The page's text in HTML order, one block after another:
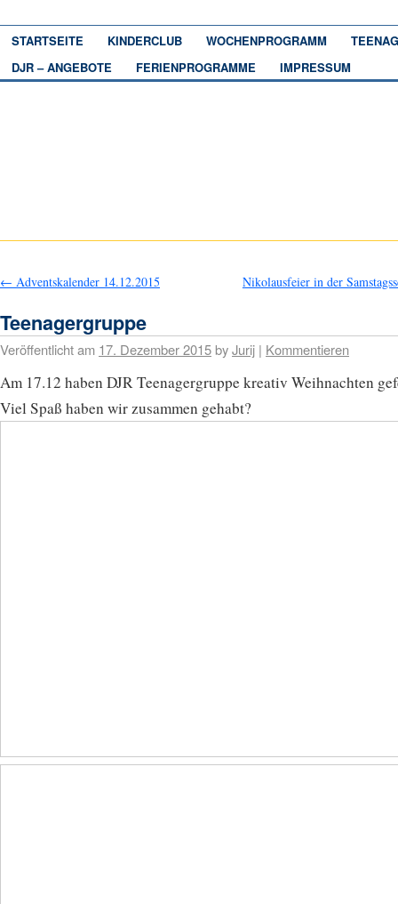
STARTSEITE KINDERCLUB WOCHENPROGRAMM
DJR – ANGEBOTE
FERIENPROGRAMME IMPRESSUM
← Adventskalender 14.12.2015 Nikolausfeier in der
Teenagergruppe
Veröffentlicht am 17. Dezember 2015byJurij | Kommentieren
Am 17.12 haben DJR Teenagergruppe kreativ Weihnachten
Viel Spaß haben wir zusammen gehabt?